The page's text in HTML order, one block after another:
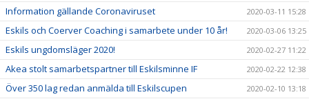
Information gällande Coronaviruset 2020-03-11 15:28
Eskils och Coerver Coaching i samarbete under 10 år! 2020-03-06 13:25
Eskils ungdomsläger 2020! 2020-02-27 11:22
Akea stolt samarbetspartner till Eskilsminne IF 2020-02-22 12:38
Över 350 lag redan anmälda till Eskilscupen 2020-02-10 13:18